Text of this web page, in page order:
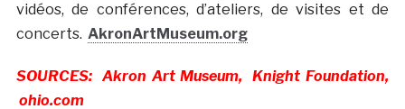
vidéos, de conférences, d’ateliers, de visites et de
concerts. AkronArtMuseum.org
SOURCES: Akron Art Museum, Knight Foundation,
ohio.com